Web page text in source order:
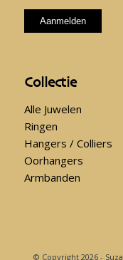
Collectie
Alle Juwelen
Ringen
Hangers / Colliers
Oorhangers
Armbanden
© Copyright 2026 -